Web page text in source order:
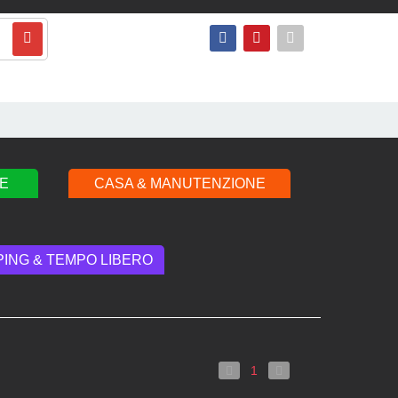
CASA & MANUTENZIONE
& TEMPO LIBERO
1